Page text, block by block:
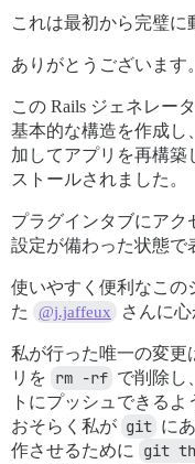
これは最初から完璧に
ありがとうございます。
この Rails ジェネレー
基本的な構造を作成し
加してアプリを再構築
ストールされました。
プラグインタブにアク
設定が備わった状態で
使いやすく便利なこの
た
@j.jaffeux さんに心
私が行った唯一の変更
リを rm -rf で削除し
トにプッシュできる
おそらく私が git に
作させるために
git